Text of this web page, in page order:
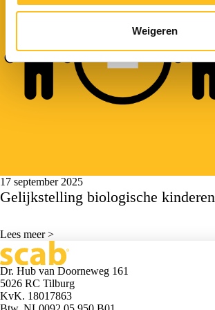
Weigeren
17 september 2025
Gelijkstelling biologische kinderen
Lees meer >
Dr. Hub van Doorneweg 161
5026 RC Tilburg
KvK. 18017863